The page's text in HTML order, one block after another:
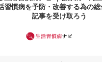
習慣病を予防・改善する為の
記事を受け取ろう